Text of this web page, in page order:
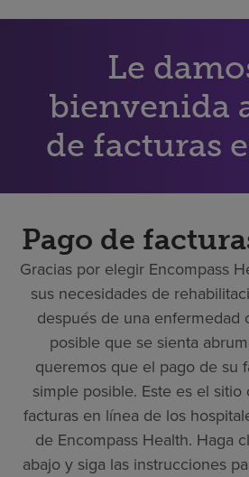
Le
bienvenida
de facturas
Pago de
Gracias por elegir Encompass
sus necesidades de
después de una enfermedad
posible que se sienta
queremos que el pago de su
simple posible. Este es el
facturas en línea de los
de Encompass Health. Haga
abajo y siga las instrucciones